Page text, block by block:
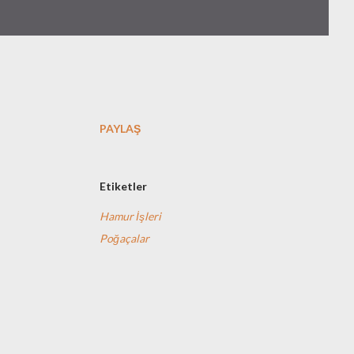
PAYLAŞ
Etiketler
Hamur İşleri
Poğaçalar